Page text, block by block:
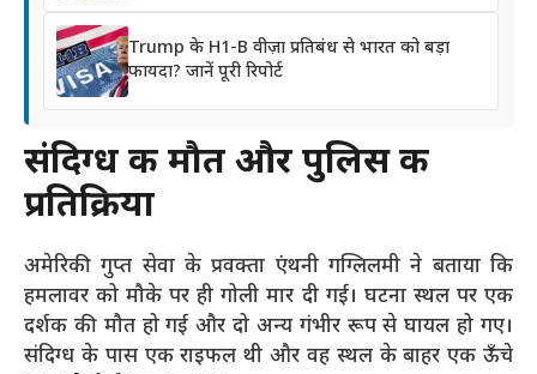
Trump के H1-B वीज़ा प्रतिबंध से भारत को बड़ा
फायदा? जानें पूरी रिपोर्ट
संदिग्ध की मौत और पुलिस की
प्रतिक्रिया
अमेरिकी गुप्त सेवा के प्रवक्ता एंथनी गग्लिलमी ने बताया कि
हमलावर को मौके पर ही गोली मार दी गई। घटना स्थल पर एक
दर्शक की मौत हो गई और दो अन्य गंभीर रूप से घायल हो गए।
संदिग्ध के पास एक राइफल थी और वह स्थल के बाहर एक ऊँचे